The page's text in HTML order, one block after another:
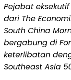
Pejabat
dari The
South China
bergabung di
keterlibatan
Southeast Asia